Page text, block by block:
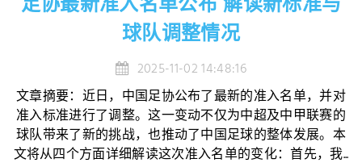
球队调整情况
2025-11-02 14:48:16
文章摘要：近日，中国足协公布了最新的准入名单，并对
准入标准进行了调整。这一变动不仅为中超及中甲联赛的
球队带来了新的挑战，也推动了中国足球的整体发展。本
文将从四个方面详细解读这次准入名单的变化：首先，我...